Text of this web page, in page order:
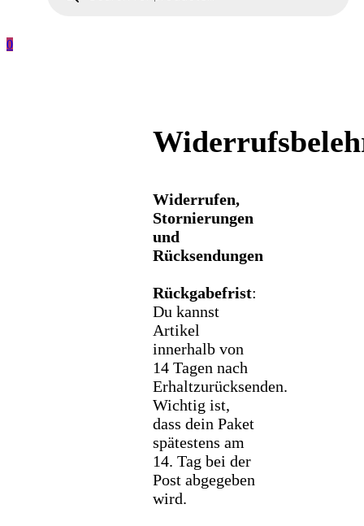
0
Widerrufen,
Stornierungen
und
Rücksendungen
Rückgabefrist:
Du kannst
Artikel
innerhalb von
14 Tagen nach
Erhaltzurücksenden.
Wichtig ist,
dass dein Paket
spätestens am
14. Tag bei der
Post abgegeben
wird.